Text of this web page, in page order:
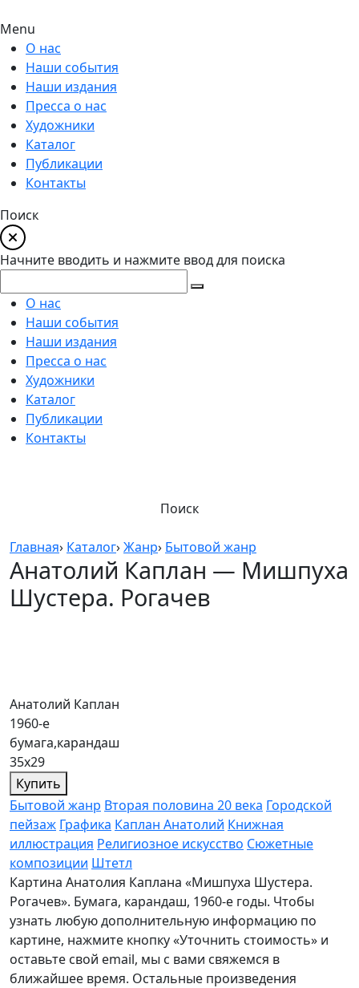
Menu
О нас
Наши события
Наши издания
Пресса о нас
Художники
Каталог
Публикации
Контакты
Поиск
Начните вводить и нажмите ввод для поиска
О нас
Наши события
Наши издания
Пресса о нас
Художники
Каталог
Публикации
Контакты
Поиск
Главная› Каталог›Жанр› Бытовой жанр
Анатолий Каплан — Мишпуха
Шустера. Рогачев
Анатолий Каплан
1960-е
бумага,карандаш
35х29
Купить
Бытовой жанр Вторая половина 20 века Городской
пейзаж Графика Каплан Анатолий Книжная
иллюстрация Религиозное искусство Сюжетные
композиции Штетл
Картина Анатолия Каплана «Мишпуха Шустера.
Рогачев». Бумага, карандаш, 1960-е годы. Чтобы
узнать любую дополнительную информацию по
картине, нажмите кнопку «Уточнить стоимость» и
оставьте свой email, мы с вами свяжемся в
ближайшее время. Остальные произведения